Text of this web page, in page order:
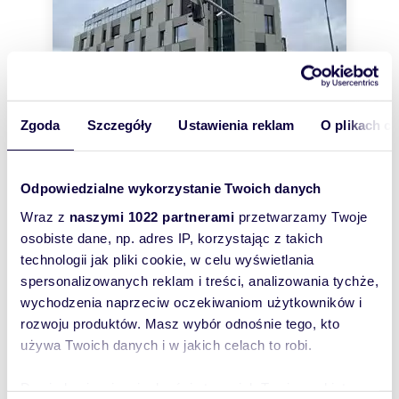
Zgoda Szczegóły Ustawienia reklam O plikach
Odpowiedzialne wykorzystanie Twoich danych
Wraz z naszymi 1022 partnerami przetwarzamy Twoje
osobiste dane, np. adres IP, korzystając z takich
technologii jak pliki cookie, w celu wyświetlania
spersonalizowanych reklam i treści, analizowania tychże,
wychodzenia naprzeciw oczekiwaniom użytkowników i
rozwoju produktów. Masz wybór odnośnie tego, kto
używa Twoich danych i w jakich celach to robi.
Nowoczesny apartament 47,5 m² w
centrum Poznania - polecam!
3 400 zł/mc + czynsz: 600 zł
mieszkanie Poznań, Stare Miasto,
Półwiejska
Z przyjemnością prezentujemy wyjątkowy,
nowocześnie wykończony apartament o